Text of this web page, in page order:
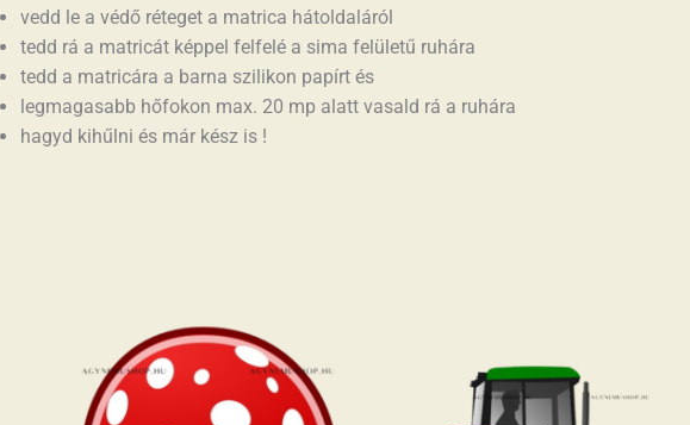
vedd le a védő réteget a matrica hátoldaláról
tedd rá a matricát képpel felfelé a sima felületű ruhára
tedd a matricára a barna szilikon papírt és
legmagasabb hőfokon max. 20 mp alatt vasald rá a ruhára
hagyd kihűlni és már kész is !